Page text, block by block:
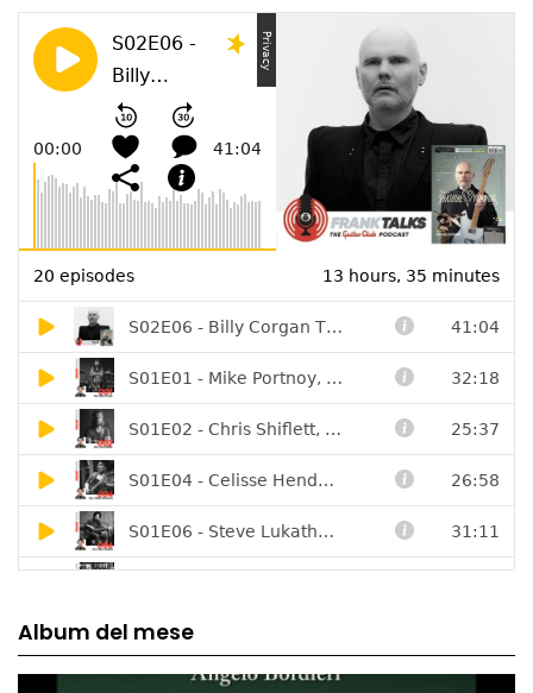
Album del mese